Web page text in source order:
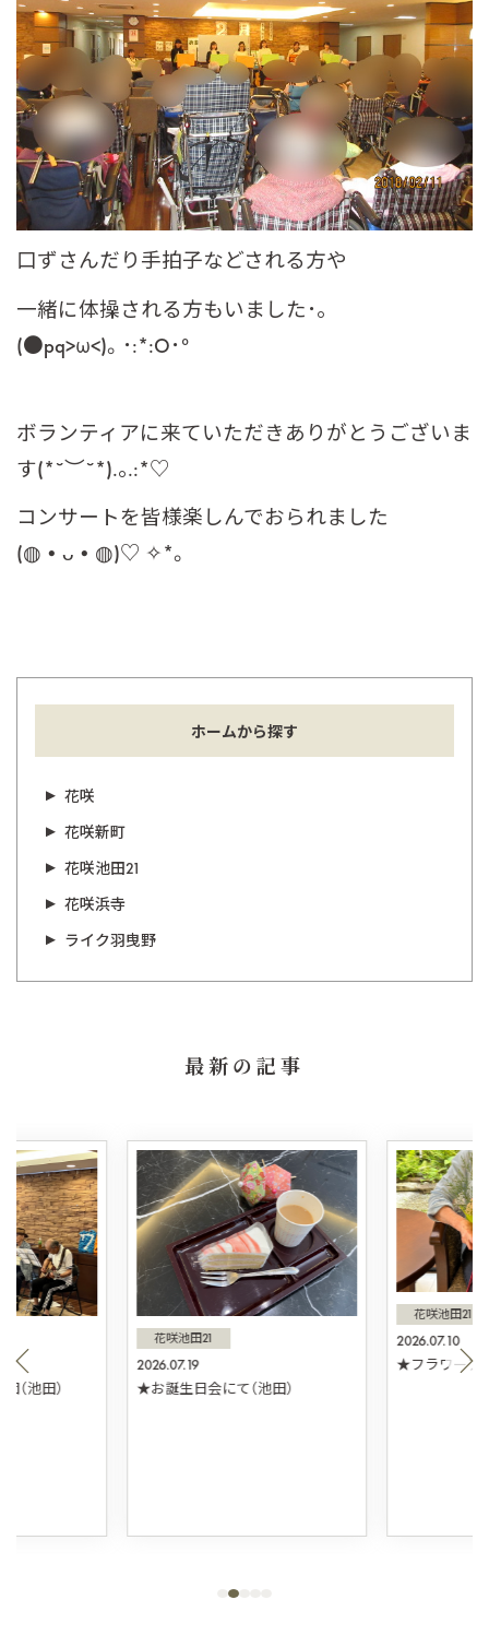
口ずさんだり手拍子などされる方や
一緒に体操される方もいました･｡
(●pq>ω<)。･:*:O･°
ボランティアに来ていただきありがとうございま
す(*˘︶˘*).｡.:*♡
コンサートを皆様楽しんでおられました
(◍•ᴗ•◍)♡ ✧*。
ホームから探す
花咲
花咲新町
花咲池田21
花咲浜寺
ライク羽曳野
最新の記事
（池田）
2026.07.19
花咲池田21
★お誕生日会にて（池田）
2026.07.10
花咲池田21
★フラワーア